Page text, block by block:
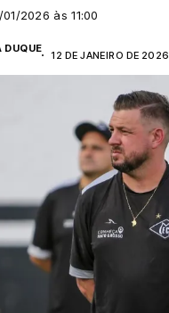
01/2026 às 11:00
DUQUE
12 DE JANEIRO DE 2026